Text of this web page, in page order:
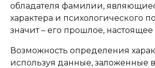
обладателя фамилии,
характера и психологического
значит – его прошлое,
Возможность определения
используя данные, заложенные